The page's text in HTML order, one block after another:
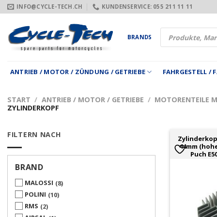
Zum
Inhalt
springen
INFO@CYCLE-TECH.CH KUNDENSERVICE: 055 211 11 11
BRANDS
Products
search
ANTRIEB / MOTOR / ZÜNDUNG / GETRIEBE FAHRGESTELL /
START / ANTRIEB / MOTOR / GETRIEBE / MOTORENTEILE
ZYLINDERKOPF
FILTERN NACH
BRAND
MALOSSI
8
POLINI 10
RMS
2
44mm
Puch